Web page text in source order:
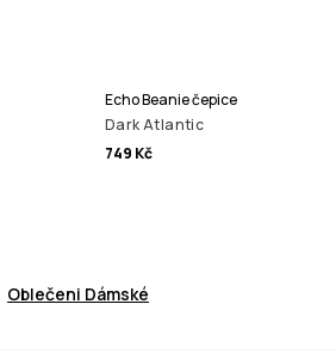
Echo Beanie čepice
Dark Atlantic
749 Kč
Oblečeni Dámské